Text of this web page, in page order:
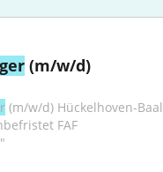
(m/w/d)
(m/w/d) Hückelhoven-Baal
FAF